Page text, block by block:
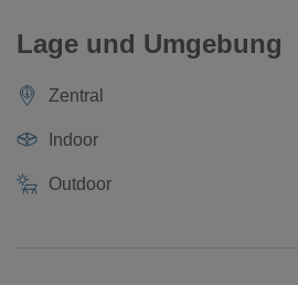
Lage und Umgebung
Zentral
Indoor
Outdoor